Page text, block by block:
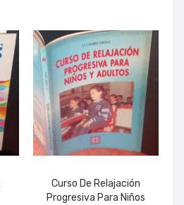
Curso De Relajación
Progresiva Para Niños